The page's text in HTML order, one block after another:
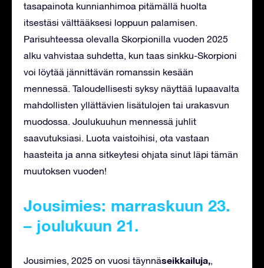
tasapainota kunnianhimoa pitämällä huolta
itsestäsi välttääksesi loppuun palamisen.
Parisuhteessa olevalla Skorpionilla vuoden 2025
alku vahvistaa suhdetta, kun taas sinkku-Skorpioni
voi löytää jännittävän romanssin kesään
mennessä. Taloudellisesti syksy näyttää lupaavalta
mahdollisten yllättävien lisätulojen tai urakasvun
muodossa. Joulukuuhun mennessä juhlit
saavutuksiasi. Luota vaistoihisi, ota vastaan
haasteita ja anna sitkeytesi ohjata sinut läpi tämän
muutoksen vuoden!
Jousimies: marraskuun 23.
– joulukuun 21.
Jousimies, 2025 on vuosi täynnäseikkailuja,,